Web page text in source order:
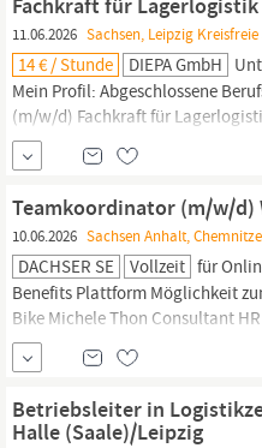
Bewerben Sie sich jetzt...
11.06.2026 Sachsen, Leipzig
14 € / Stunde DIEPA GmbH
Mein Profil: Abgeschlossene
(m/w/d) Fachkraft für
Bereich Lagerarbeit /
PC-Kenntnisse Ein gültiger
Flurförderfahrzeugen
kundenorientiertes...
Teamkoordinator (m/w/d)
10.06.2026 Sachsen Anhalt,
DACHSER SE Vollzeit für
Benefits Plattform Möglichkeit
Bike Michele Thon Consultant
Logistikzentrum
alle Menschen willkommen.
Betriebsleiter in
Halle (Saale)/Leipzig